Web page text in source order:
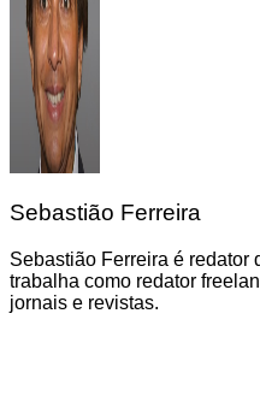
Sebastião Ferreira
Sebastião Ferreira é redator
trabalha como redator
jornais e revistas.